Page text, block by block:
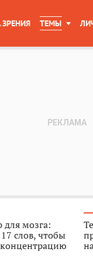
ЗРЕНИЯ ТЕМЫ
для мозга:
слов, чтобы